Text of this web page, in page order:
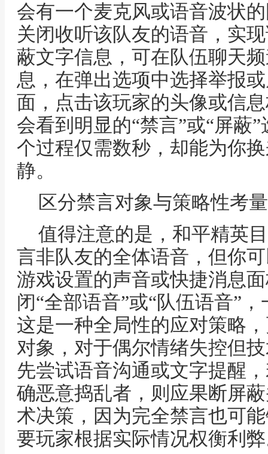
会有一个麦克风或语音波状
关闭收听该队友的语音，实
蔽文字信息，可在队伍聊天
息，在弹出选项中选择举报
面，点击该玩家的头像或信
会看到明显的“禁言”或“屏蔽
个过程仅需数秒，却能为你
静。
区分禁言对象与策略性考量
值得注意的是，和平精英
言非队友的全体语音，但你
游戏设置的声音或快捷消息
闭“全部语音”或“队伍语音”
这是一种全局性的应对策略
对象，对于偶尔情绪失控但
先尝试语音沟通或文字提醒
确恶意捣乱者，则应果断屏
术决策，因为完全禁言也可
要玩家根据实际情况权衡利